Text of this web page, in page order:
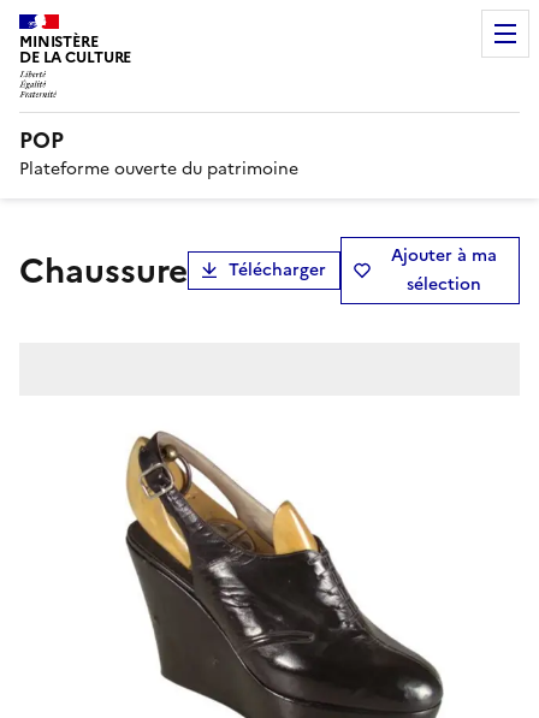
MINISTÈRE
DE LA CULTURE
POP
Plateforme ouverte du patrimoine
chaussure Télécharger
Ajouter à ma
sélection